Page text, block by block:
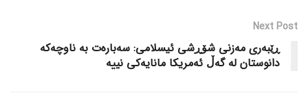
Next Post
ڕێبه‌ری مه‌زنی شۆڕشی ئیسلامی: سه‌باره‌ت به‌ ناوچه‌که‌
دانوستان له‌ گه‌ڵ ئه‌مریکا مانایه‌کی نییه‌